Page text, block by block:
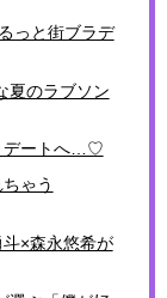
っと街ブラデ
夏のラブソン
デートへ…♡
ゃう
斗×森永悠希が